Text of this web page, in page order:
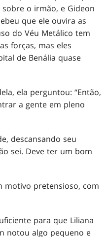
o irmão, e Gideon
que ele ouvira as
do Véu Metálico tem
forças, mas eles
de Benália quase
ela perguntou: “Então,
a gente em pleno
descansando seu
sei. Deve ter um bom
motivo pretensioso, com
para que Liliana
notou algo pequeno e